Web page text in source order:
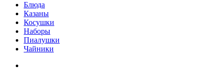
Блюда
Казаны
Косушки
Наборы
Пиалушки
Чайники